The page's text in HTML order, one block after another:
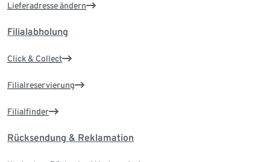
Lieferadresse ändern
Filialabholung
Click & Collect
Filialreservierung
Filialfinder
Rücksendung & Reklamation